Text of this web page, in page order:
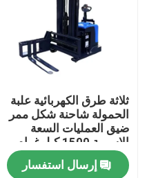
المنتجات
أشرطة فيديو
معلومات عنا
جولة في المعمل
ثلاثة طرق الكهربائية علبة
الحمولة شاحنة شكل ممر
ضيق العمليات السعة
الاسمية 1500 كيلوغرام
ماكس.الارتفاع 7000 مم
بيئات تخزين عالية الكثافة
إرسال استفسار